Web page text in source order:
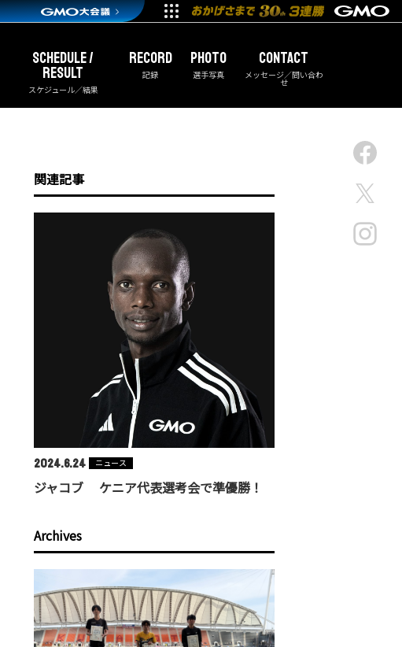
SCHEDULE /
RESULT
スケジュール／結果
RECORD
記録
PHOTO
選手写真
CONTACT
メッセージ／問い合わ
せ
関連記事
2024.6.24 ニュース
ジャコブ ケニア代表選考会で準優勝！
Archives